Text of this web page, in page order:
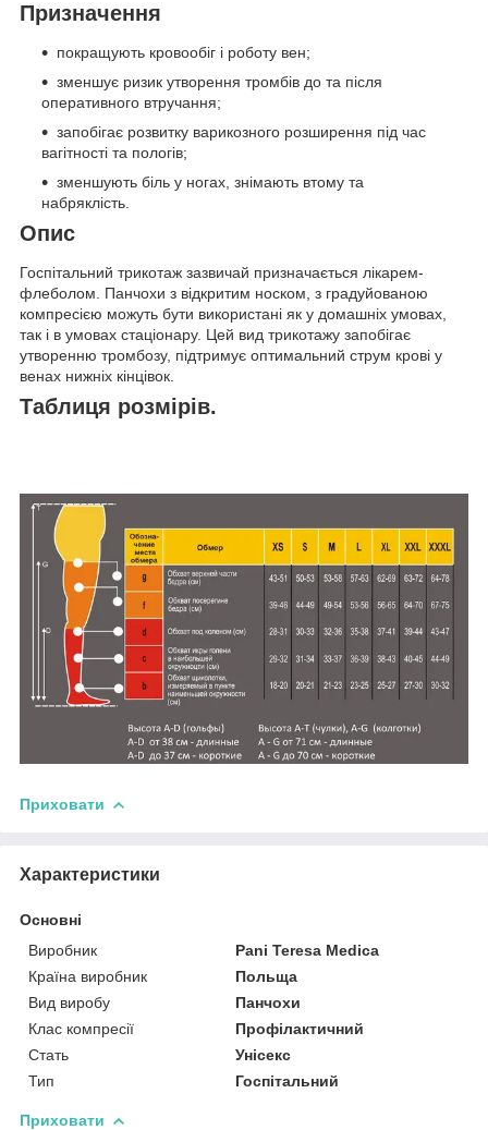
Призначення
покращують кровообіг і роботу вен;
зменшує ризик утворення тромбів до та після
оперативного втручання;
запобігає розвитку варикозного розширення під час
вагітності та пологів;
зменшують біль у ногах, знімають втому та
набряклість.
Опис
Госпітальний трикотаж зазвичай призначається лікарем-
флеболом. Панчохи з відкритим носком, з градуйованою
компресією можуть бути використані як у домашніх умовах,
так і в умовах стаціонару. Цей вид трикотажу запобігає
утворенню тромбозу, підтримує оптимальний струм крові у
венах нижніх кінцівок.
Таблиця розмірів.
Приховати
Характеристики
Основні
Виробник
Pani Teresa Medica
Країна виробник
Польща
Вид виробу
Панчохи
Клас компресії
Профілактичний
Стать
Унісекс
Тип
Госпітальний
Приховати